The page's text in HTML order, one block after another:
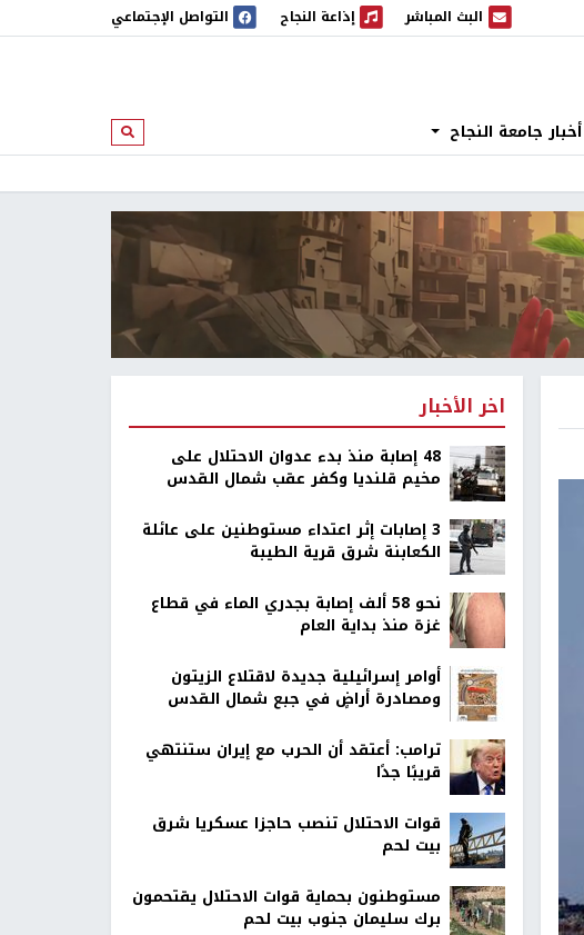
البث المباشر
البث المباشر إذاعة النجاح
إذاعة النجاح التواصل الإجتماعي
أخبار جامعة النجاح ابحث
اخر الأخبار
48 إصابة منذ بدء عدوان الاحتلال على
مخيم قلنديا وكفر عقب شمال القدس
‏3 إصابات إثر اعتداء مستوطنين على عائلة
الكعابنة شرق قرية الطيبة
نحو 58 ألف إصابة بجدري الماء في قطاع
غزة منذ بداية العام
أوامر إسرائيلية جديدة لاقتلاع الزيتون
ومصادرة أراضٍ في جبع شمال القدس
ترامب: أعتقد أن الحرب مع إيران ستنتهي
قريبًا جدًا
قوات الاحتلال تنصب حاجزا عسكريا شرق
بيت لحم
مستوطنون بحماية قوات الاحتلال يقتحمون
برك سليمان جنوب بيت لحم